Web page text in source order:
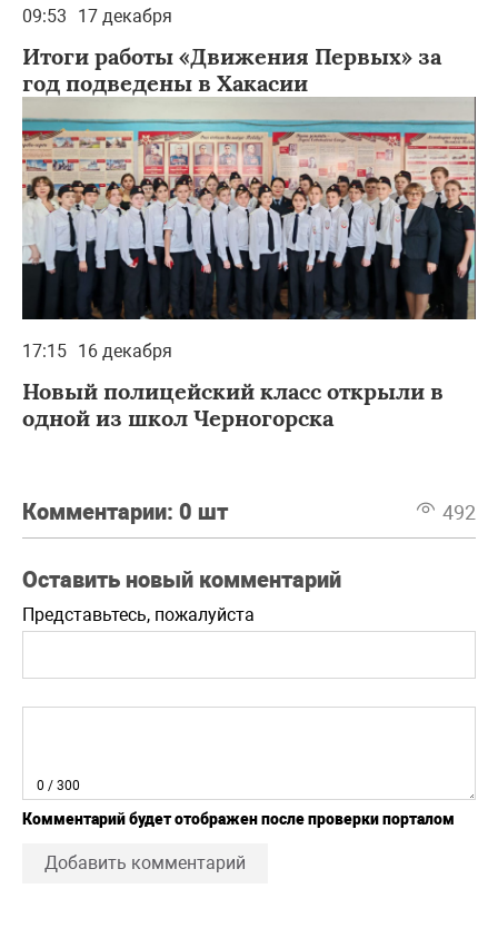
09:53 17 декабря
Итоги работы «Движения Первых» за
год подведены в Хакасии
17:15 16 декабря
Новый полицейский класс открыли в
одной из школ Черногорска
Комментарии: 0 шт 492
Оставить новый комментарий
Представьтесь, пожалуйста
0 / 300
Комментарий будет отображен после проверки порталом
Добавить комментарий